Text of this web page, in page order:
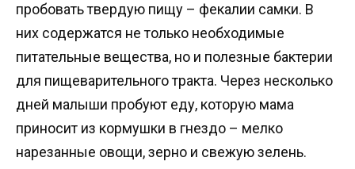
пробовать твердую пищу – фекалии самки. В
них содержатся не только необходимые
питательные вещества, но и полезные бактерии
для пищеварительного тракта. Через несколько
дней малыши пробуют еду, которую мама
приносит из кормушки в гнездо – мелко
нарезанные овощи, зерно и свежую зелень.